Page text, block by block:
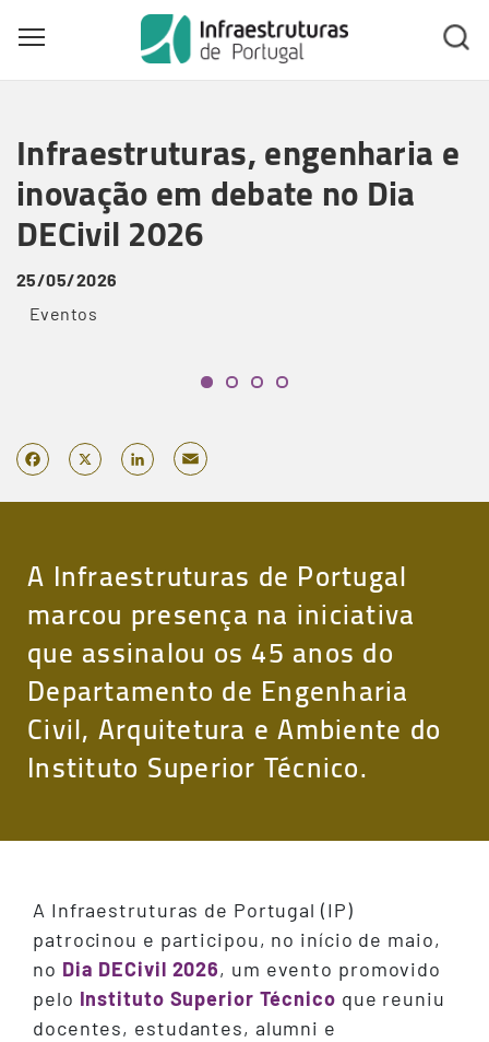
main
content
Toggle main menu visibility
Infraestruturas, engenharia e
inovação em debate no Dia
DECivil 2026
25/05/2026
Eventos
Facebook
X LinkedIn
A Infraestruturas de Portugal
marcou presença na iniciativa
que assinalou os 45 anos do
Departamento de Engenharia
Civil, Arquitetura e Ambiente do
Instituto Superior Técnico.
A Infraestruturas de Portugal (IP)
patrocinou e participou, no início de maio,
no Dia DECivil 2026, um evento promovido
pelo Instituto Superior Técnico que reuniu
docentes, estudantes, alumni e